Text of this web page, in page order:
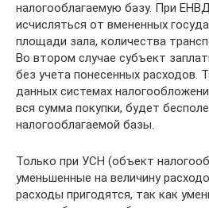
налогооблагаемую базу. При
исчисляться от вмененных
площади зала, количества
Во втором случае субъект
без учета понесенных расходов.
данных системах
вся сумма покупки, будет
налогооблагаемой базы.
Только при УСН (объект
уменьшенные на величину
расходы пригодятся, так как